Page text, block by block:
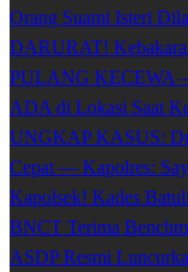
Orang Suami Isteri
DARURAT!
PULANG KECEWA
ADA di Lokasi Saat
UNGKAP KASUS:
Cepat — Kapolres:
Kapolsek! Kades
BNCT Terima
ASDP Resmi